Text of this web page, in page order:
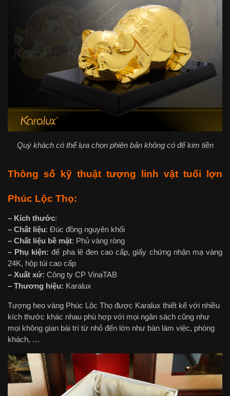
Quý khách có thể lựa chọn phiên bản không có đế kim tiền
Thông số kỹ thuật tượng linh vật tuổi lợn
Phúc Lộc Thọ:
– Kích thước:
– Chất liệu: Đúc đồng nguyên khối
– Chất liệu bề mặt: Phủ vàng ròng
– Phụ kiện:đế pha lê đen cao cấp, giấy chứng nhận mạ vàng
24K, hộp túi cao cấp
– Xuất xứ: Công ty CP VinaTAB
– Thương hiệu: Karalux
Tượng heo vàng Phúc Lộc Thọ được Karalux thiết kế với nhiều
kích thước khác nhau phù hợp với mọi ngân sách cũng như
mọi không gian bài trí từ nhỏ đến lớn như bàn làm việc, phòng
khách, …